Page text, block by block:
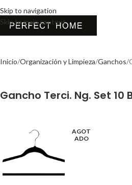
Skip to navigation
Skip to main content
Inicio Organización y Limpieza Ganchos
Gancho Terci. Ng. Set 10
AGOT
ADO